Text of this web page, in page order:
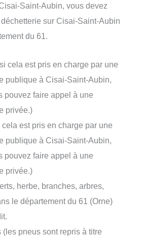
Saint-Aubin, vous devez
sur Cisai-Saint-Aubin
du 61.
cela est pris en charge par une
publique à Cisai-Saint-Aubin,
pouvez faire appel à une
privée.)
cela est pris en charge par une
publique à Cisai-Saint-Aubin,
pouvez faire appel à une
privée.)
herbe, branches, arbres,
le département du 61 (Orne)
(les pneus sont repris à titre